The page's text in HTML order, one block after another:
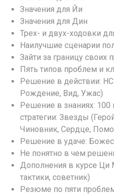
Значения для Йи
Значения для Дин
Трех- и двух-ходовки
Наилучшие сценарии
Зайти за границу своих
Пять типов проблем и
Решение в действии: НС
Рождение, Вид, Ужас)
Решение в знаниях:
стратегии: Звезды
Чиновник, Сердце,
Решение в удаче:
Не понятно в чем
Дополнения в курсе Ци
тактики, советник)
Резюме по пяти